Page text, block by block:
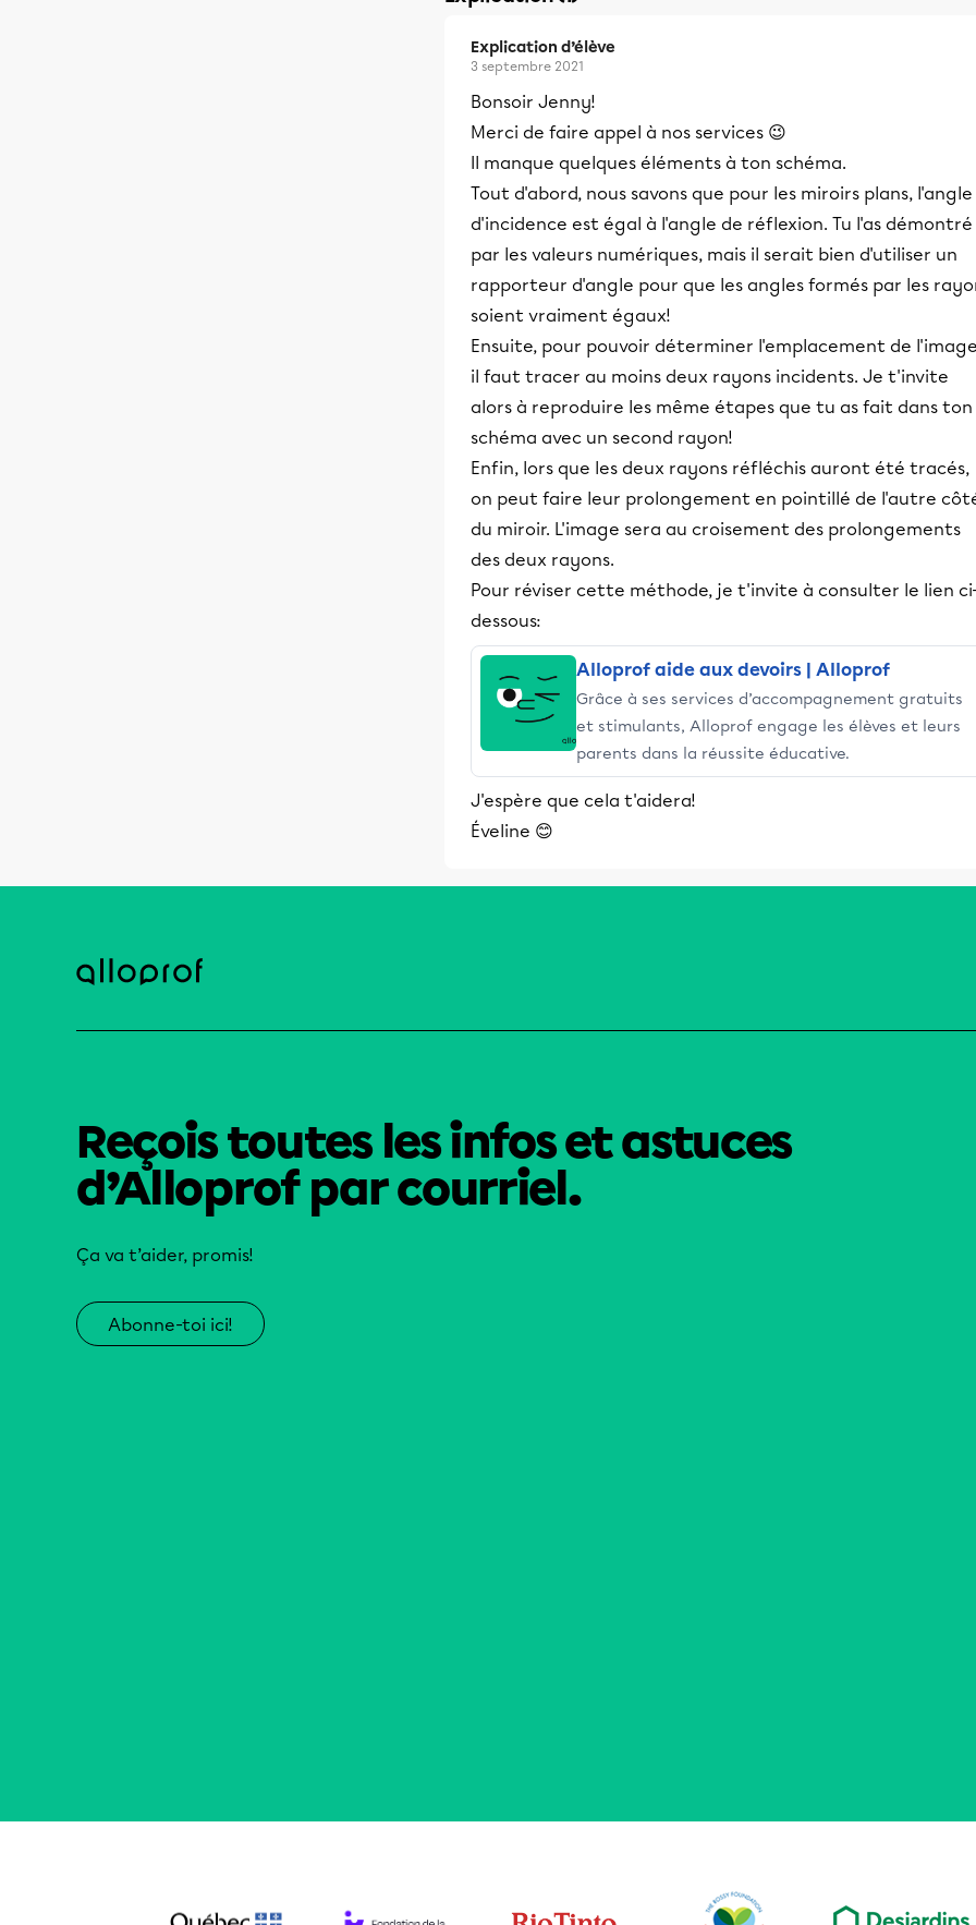
Explication d’élève
3 septembre 2021
Bonsoir Jenny!
Merci de faire appel à nos services 😉
Il manque quelques éléments à ton schéma.
Tout d'abord, nous savons que pour les miroirs plans, l'angle
d'incidence est égal à l'angle de réflexion. Tu l'as démontré
par les valeurs numériques, mais il serait bien d'utiliser un
rapporteur d'angle pour que les angles formés par les
soient vraiment égaux!
Ensuite, pour pouvoir déterminer l'emplacement de
il faut tracer au moins deux rayons incidents. Je t'invite
alors à reproduire les même étapes que tu as fait dans ton
schéma avec un second rayon!
Enfin, lors que les deux rayons réfléchis auront été tracés,
on peut faire leur prolongement en pointillé de l'autre
du miroir. L'image sera au croisement des prolongements
des deux rayons.
Pour réviser cette méthode, je t'invite à consulter le lien
dessous:
Alloprof aide aux devoirs | Alloprof
Grâce à ses services d’accompagnement gratuits
et stimulants, Alloprof engage les élèves et leurs
parents dans la réussite éducative.
J'espère que cela t'aidera!
Éveline 😊
Reçois toutes les infos et astuces
d’Alloprof par courriel.
Ça va t’aider, promis!
Abonne-toi ici!